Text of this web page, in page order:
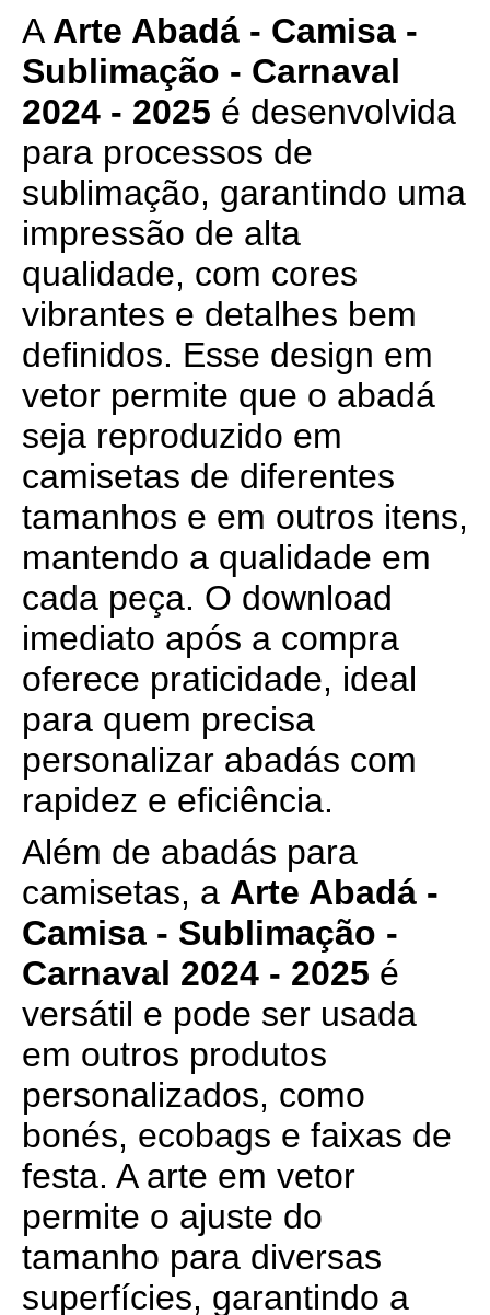
A Arte Abadá - Camisa -
Sublimação - Carnaval
2024 - 2025 é desenvolvida
para processos de
sublimação, garantindo uma
impressão de alta
qualidade, com cores
vibrantes e detalhes bem
definidos. Esse design em
vetor permite que o abadá
seja reproduzido em
camisetas de diferentes
tamanhos e em outros itens,
mantendo a qualidade em
cada peça. O download
imediato após a compra
oferece praticidade, ideal
para quem precisa
personalizar abadás com
rapidez e eficiência.
Além de abadás para
camisetas, a Arte Abadá -
Camisa - Sublimação -
Carnaval 2024 - 2025 é
versátil e pode ser usada
em outros produtos
personalizados, como
bonés, ecobags e faixas de
festa. A arte em vetor
permite o ajuste do
tamanho para diversas
superfícies, garantindo a